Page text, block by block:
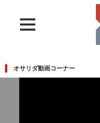
オサリダ動画コーナー